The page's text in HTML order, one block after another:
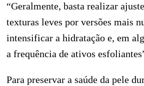
“Geralmente, basta realizar
texturas leves por versões mais
intensificar a hidratação e, em
a frequência de ativos
Para preservar a saúde da pele